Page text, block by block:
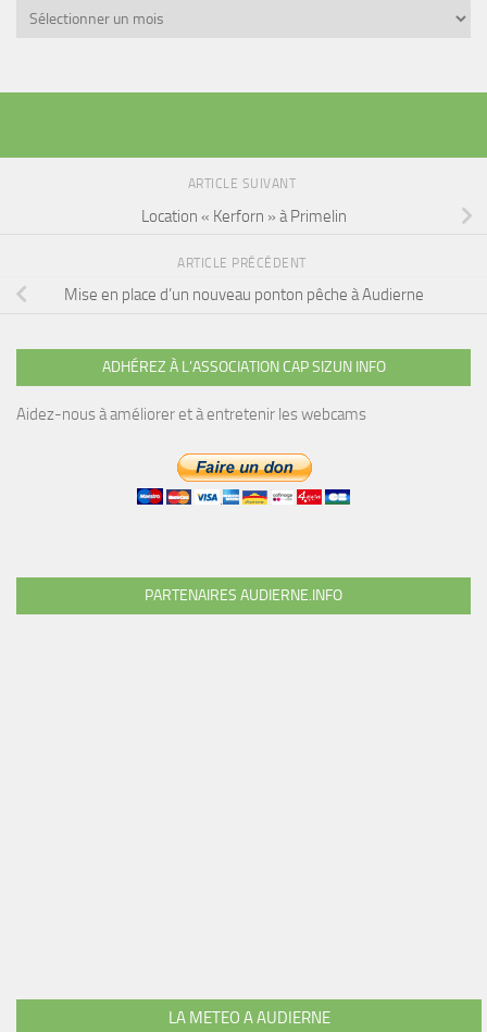
Archives
ARTICLE SUIVANT
Location « Kerforn » à Primelin
ARTICLE PRÉCÉDENT
Mise en place d’un nouveau ponton pêche à Audierne
ADHÉREZ À L’ASSOCIATION CAP SIZUN INFO
Aidez-nous à améliorer et à entretenir les webcams
PARTENAIRES AUDIERNE.INFO
LA METEO A AUDIERNE